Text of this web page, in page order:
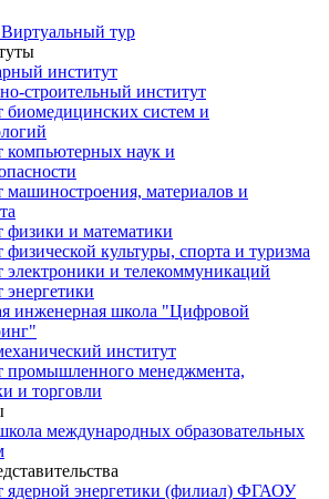
Виртуальный тур
институт
строительный институт
биомедицинских систем и
компьютерных наук и
машиностроения, материалов и
физики и математики
физической культуры, спорта и туризма
электроники и телекоммуникаций
энергетики
инженерная школа "Цифровой
институт
промышленного менеджмента,
и торговли
международных образовательных
ядерной энергетики (филиал) ФГАОУ